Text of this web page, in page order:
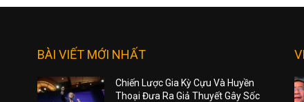
BÀI VIẾT MỚI NHẤT
Chiến Lược Gia Kỳ Cựu Và Huyền
Thoại Đưa Ra Giả Thuyết Gây Sốc